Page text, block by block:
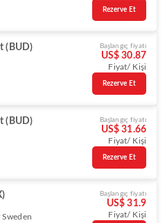
Rezerve Et
(BUD) Başlangıç fiyatı
US$ 30.87
Fiyat/ Kişi
Rezerve Et
(BUD) Başlangıç fiyatı
US$ 31.66
Fiyat/ Kişi
Rezerve Et
Başlangıç fiyatı
US$ 31.9
Fiyat/ Kişi